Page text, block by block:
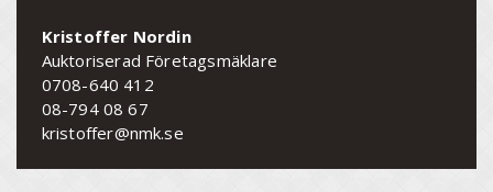
Kristoffer Nordin
Auktoriserad Företagsmäklare
0708-640 412
08-794 08 67
kristoffer@nmk.se